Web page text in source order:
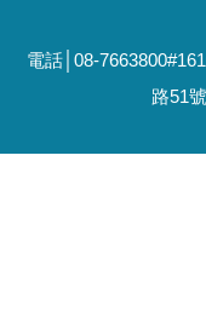
電話│08-
路51